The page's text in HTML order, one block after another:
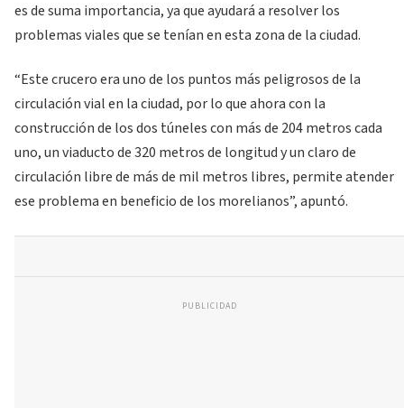
es de suma importancia, ya que ayudará a resolver los
problemas viales que se tenían en esta zona de la ciudad.
“Este crucero era uno de los puntos más peligrosos de la
circulación vial en la ciudad, por lo que ahora con la
construcción de los dos túneles con más de 204 metros cada
uno, un viaducto de 320 metros de longitud y un claro de
circulación libre de más de mil metros libres, permite atender
ese problema en beneficio de los morelianos”, apuntó.
PUBLICIDAD